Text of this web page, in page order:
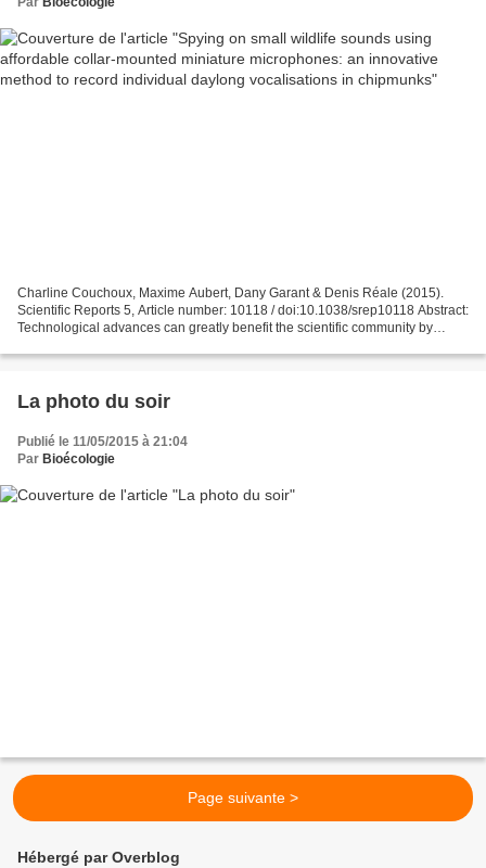
Charline Couchoux, Maxime Aubert, Dany Garant & Denis Réale (2015).
Scientific Reports 5, Article number: 10118 / doi:10.1038/srep10118 Abstract:
Technological advances can greatly benefit the scientific community by
La photo du soir
Publié le 11/05/2015 à 21:04
Par Bioécologie
Page suivante >
Hébergé par Overblog